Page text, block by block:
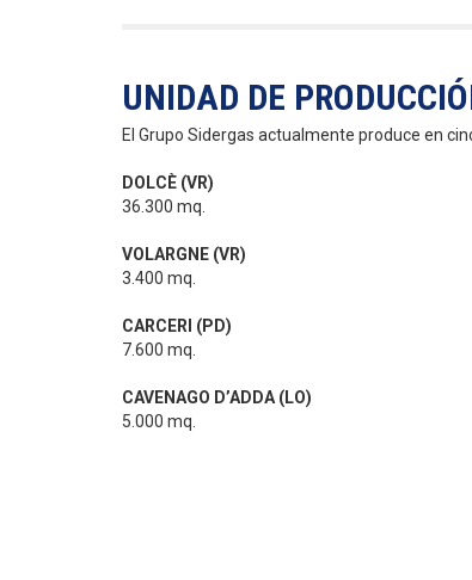
UNIDAD DE
El Grupo Sidergas actualmente produce en
DOLCÈ (VR)
36.300 mq.
VOLARGNE (VR)
3.400 mq.
CARCERI (PD)
7.600 mq.
CAVENAGO D’ADDA (LO)
5.000 mq.